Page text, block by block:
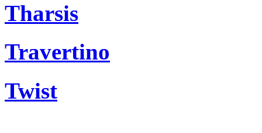
Tharsis
Travertino
Twist